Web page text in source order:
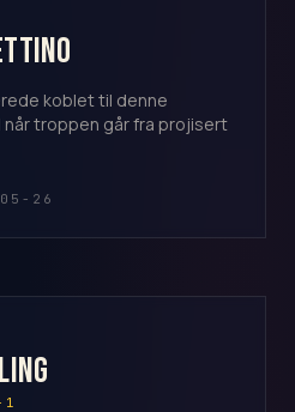
koblet til denne
troppen går fra projisert
26